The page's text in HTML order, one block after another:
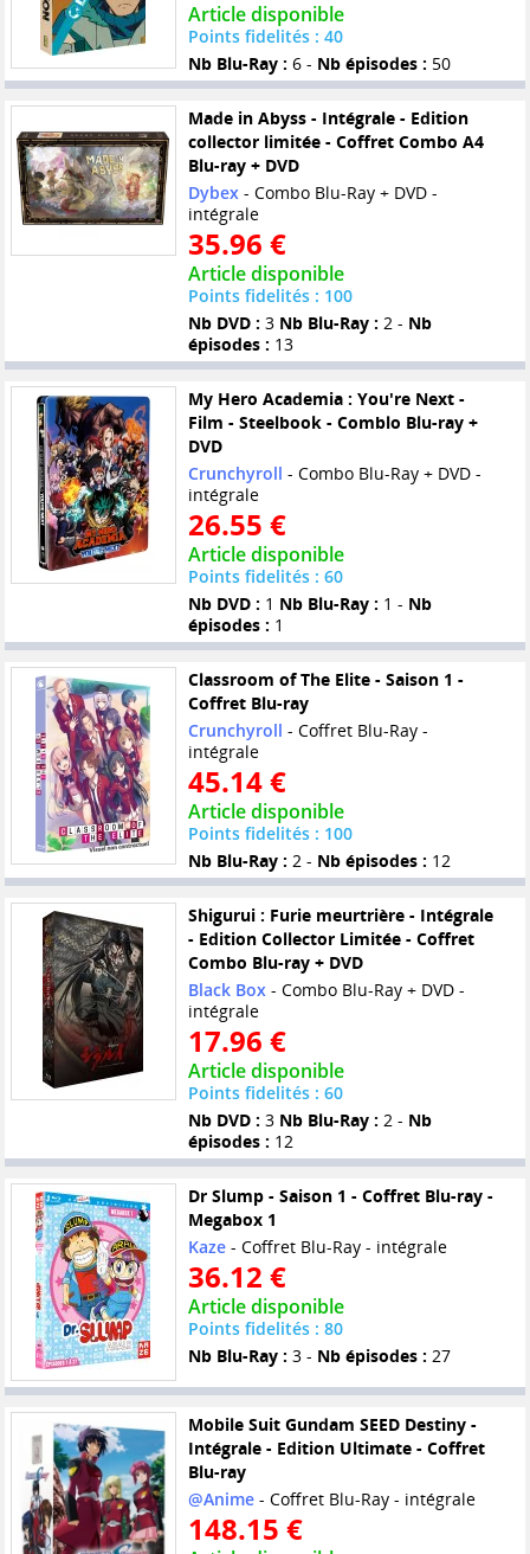
Article disponible
Points fidelités : 40
Nb Blu-Ray : 6 - Nb épisodes : 50
Made in Abyss - Intégrale - Edition
collector limitée - Coffret Combo A4
Blu-ray + DVD
Dybex- Combo Blu-Ray + DVD -
intégrale
35.96 €
Article disponible
Points fidelités : 100
Nb DVD : 3 Nb Blu-Ray : 2 - Nb
épisodes : 13
My Hero Academia : You're Next -
Film - Steelbook - Comblo Blu-ray +
DVD
Crunchyroll - Combo Blu-Ray + DVD -
intégrale
26.55 €
Article disponible
Points fidelités : 60
Nb DVD : 1 Nb Blu-Ray : 1 - Nb
épisodes : 1
Classroom of The Elite - Saison 1 -
Coffret Blu-ray
Crunchyroll - Coffret Blu-Ray -
intégrale
45.14 €
Article disponible
Points fidelités : 100
Nb Blu-Ray : 2 - Nb épisodes : 12
Shigurui : Furie meurtrière - Intégrale
- Edition Collector Limitée - Coffret
Combo Blu-ray + DVD
Black Box- Combo Blu-Ray + DVD -
intégrale
17.96 €
Article disponible
Points fidelités : 60
Nb DVD : 3 Nb Blu-Ray : 2 - Nb
épisodes : 12
Dr Slump - Saison 1 - Coffret Blu-ray -
Megabox 1
Kaze- Coffret Blu-Ray - intégrale
36.12 €
Article disponible
Points fidelités : 80
Nb Blu-Ray : 3 - Nb épisodes : 27
Mobile Suit Gundam SEED Destiny -
Intégrale - Edition Ultimate - Coffret
Blu-ray
@Anime- Coffret Blu-Ray - intégrale
148.15 €